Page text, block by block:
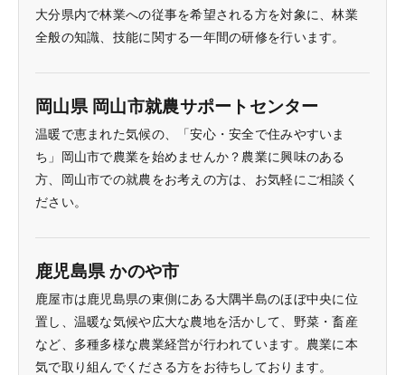
大分県内で林業への従事を希望される方を対象に、林業
全般の知識、技能に関する一年間の研修を行います。
岡山県 岡山市就農サポートセンター
温暖で恵まれた気候の、「安心・安全で住みやすいま
ち」岡山市で農業を始めませんか？農業に興味のある
方、岡山市での就農をお考えの方は、お気軽にご相談く
ださい。
鹿児島県 かのや市
鹿屋市は鹿児島県の東側にある大隅半島のほぼ中央に位
置し、温暖な気候や広大な農地を活かして、野菜・畜産
など、多種多様な農業経営が行われています。農業に本
気で取り組んでくださる方をお待ちしております。